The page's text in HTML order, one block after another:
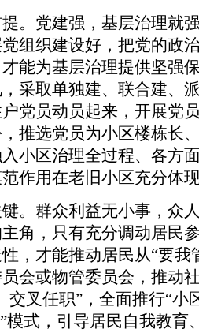
党建强，基层治理就
组织建设好，把党的政
能为基层治理提供坚强
采取单独建、联合建、
党员动员起来，开展党
推选党员为小区楼栋长
小区治理全过程、各方
作用在老旧小区充分体
群众利益无小事，众
角，只有充分调动居民
，才能推动居民从“要我
会或物管委员会，推动
交叉任职”，全面推行“小
模式，引导居民自我教育